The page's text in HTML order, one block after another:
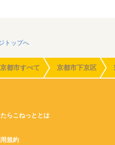
トップへ
京都市すべて 京都市下京区
らこねっととは
規約